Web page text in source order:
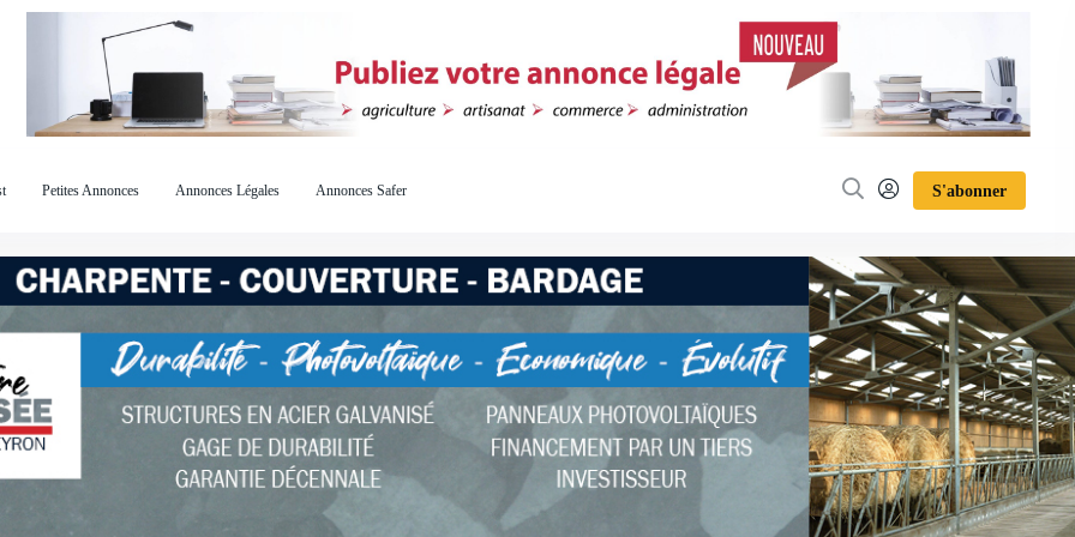
Petites Annonces Annonces Légales Annonces Safer S'abonner